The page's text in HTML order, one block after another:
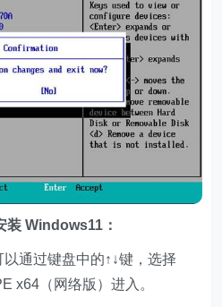
Windows11：
通过键盘中的↑↓键，选择
x64（网络版）进入。